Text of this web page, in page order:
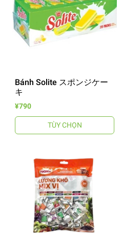
Bánh Solite スポンジケー
キ
¥790
TÙY CHỌN